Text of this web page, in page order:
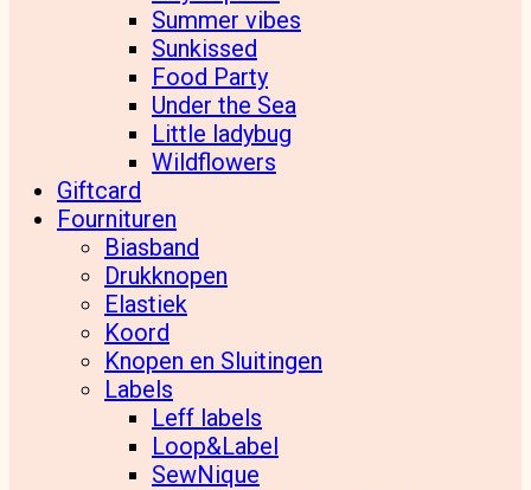
Summer vibes
Sunkissed
Food Party
Under the Sea
Little ladybug
Wildflowers
Giftcard
Fournituren
Biasband
Drukknopen
Elastiek
Koord
Knopen en Sluitingen
Labels
Leff labels
Loop&Label
SewNique